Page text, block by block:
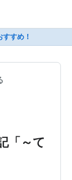
すめ！
「～て